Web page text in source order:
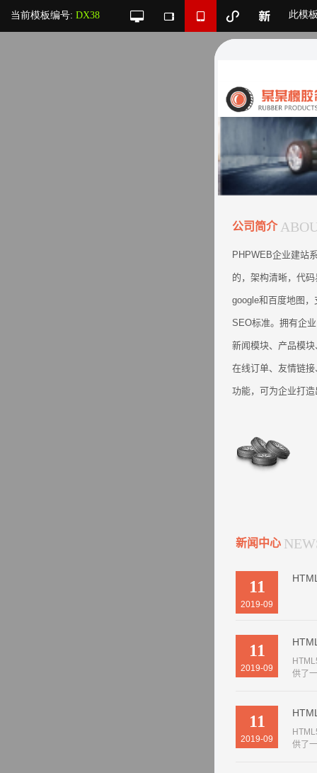
当前模板编号: DX38 此模